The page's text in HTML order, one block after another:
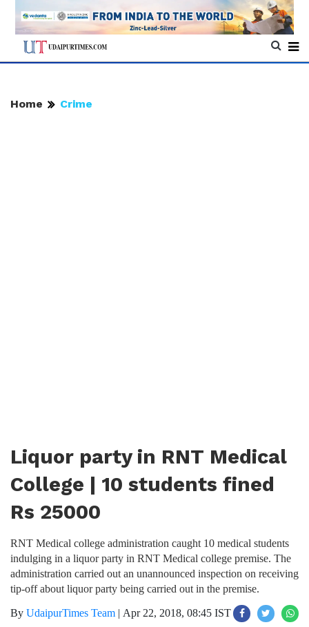
Home Crime
Liquor party in RNT Medical
College | 10 students fined
Rs 25000
RNT Medical college administration caught 10 medical students
indulging in a liquor party in RNT Medical college premise. The
administration carried out an unannounced inspection on receiving
tip-off about liquor party being carried out in the premise.
By UdaipurTimes Team | Apr 22, 2018, 08:45 IST